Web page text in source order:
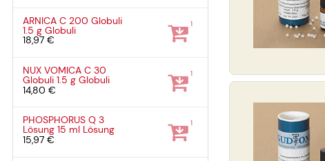
ARNICA C 200 Globuli
1.5 gGlobuli
18,97 €
1
NUX VOMICA C 30
Globuli1.5 gGlobuli
14,80 €
1
PHOSPHORUS Q 3
Lösung15 ml Lösung
15,97 €
1